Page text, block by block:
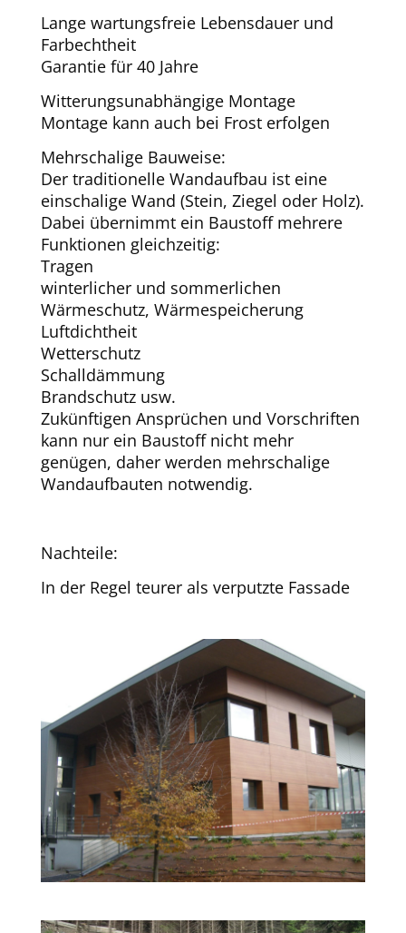
Lange wartungsfreie Lebensdauer und
Farbechtheit
Garantie für 40 Jahre
Witterungsunabhängige Montage
Montage kann auch bei Frost erfolgen
Mehrschalige Bauweise:
Der traditionelle Wandaufbau ist eine
einschalige Wand (Stein, Ziegel oder Holz).
Dabei übernimmt ein Baustoff mehrere
Funktionen gleichzeitig:
Tragen
winterlicher und sommerlichen
Wärmeschutz, Wärmespeicherung
Luftdichtheit
Wetterschutz
Schalldämmung
Brandschutz usw.
Zukünftigen Ansprüchen und Vorschriften
kann nur ein Baustoff nicht mehr
genügen, daher werden mehrschalige
Wandaufbauten notwendig.
Nachteile:
In der Regel teurer als verputzte Fassade